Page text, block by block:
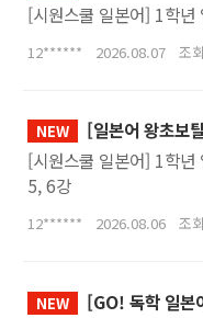
[시원스쿨 일본어] 1학년
12****** 2026.08.07 조회
NEW
[일본어 왕초보
[시원스쿨 일본어] 1학년
5, 6강
12****** 2026.08.06 조회
NEW
[GO! 독학 일본